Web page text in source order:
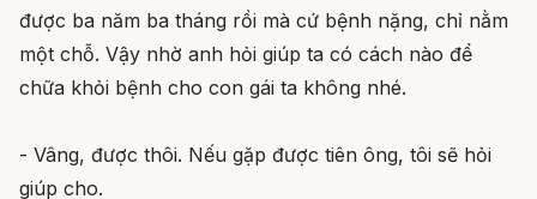
được ba năm ba tháng rồi mà cứ bệnh nặng, chỉ nằm
một chỗ. Vậy nhờ anh hỏi giúp ta có cách nào để
chữa khỏi bệnh cho con gái ta không nhé.
- Vâng, được thôi. Nếu gặp được tiên ông, tôi sẽ hỏi
giúp cho.